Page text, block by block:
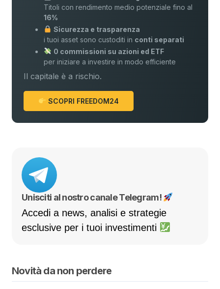
Titoli con rendimento medio potenziale fino al
16%
Sicurezza e trasparenza
i tuoi asset sono custoditi in conti separati
0 commissioni su azioni ed ETF
per iniziare a investire in modo efficiente
Il capitale è a rischio.
SCOPRI FREEDOM24
Unisciti al nostro canale Telegram!
Accedi a news, analisi e strategie
esclusive per i tuoi investimenti
Novità da non perdere